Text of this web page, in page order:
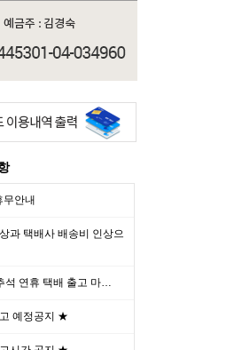
안내
과 택배사 배송비 인상으
석 연휴 택배 출고 마…
예정공지 ★